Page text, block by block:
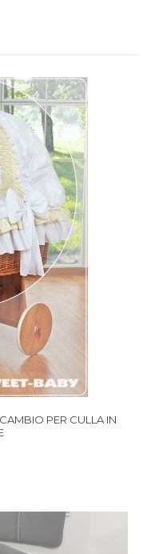
PER CULLA IN